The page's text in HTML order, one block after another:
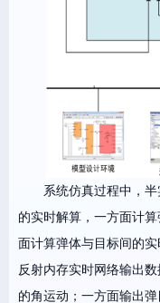
系统仿真过程中， 半
的实时解算，一方面计
面计算弹体与目标间的
反射内存实时网络输出
的角运动；一方面输出